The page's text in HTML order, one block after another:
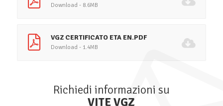
Download - 8.6MB
VGZ CERTIFICATO ETA EN.PDF
Download - 1.4MB
Richiedi informazioni su
VITE VGZ